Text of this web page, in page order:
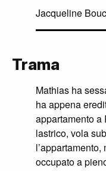
Jacqueline
Trama
Mathias ha
ha appena
appartamento a
lastrico, vola
occupato a